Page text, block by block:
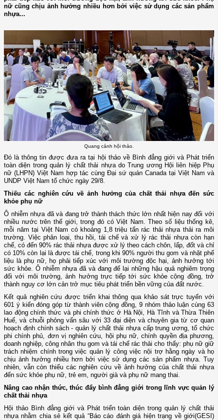
nữ cũng chịu ảnh hưởng nhiều hơn bởi việc sử dụng các sản phẩm
nhựa...
Quang cảnh hội thảo.
Đó là thông tin được đưa ra tại hội thảo về Bình đẳng giới và Phát triển
toàn diện trong quản lý chất thải nhựa do Trung ương Hội liên hiệp Phụ
nữ (LHPN) Việt Nam hợp tác cùng Đại sứ quán Canada tại Việt Nam và
UNDP Việt Nam tổ chức ngày 29/8.
Thiếu các nghiên cứu về ảnh hưởng của chất thải nhựa đến sức
khỏe phụ nữ
Ô nhiễm nhựa đã và đang trở thành thách thức lớn nhất hiện nay đối với
nhiều nước trên thế giới, trong đó có Việt Nam. Theo số liệu thống kê,
mỗi năm tại Việt Nam có khoảng 1,8 triệu tấn rác thải nhựa thải ra môi
trường. Việc phân loại, thu hồi, tái chế và xử lý rác thải nhựa còn hạn
chế, có đến 90% rác thải nhựa được xử lý theo cách chôn, lấp, đốt và chỉ
có 10% còn lại là được tái chế, trong khi 90% người thu gom và nhặt phế
liệu là phụ nữ, họ phải tiếp xúc với môi trường độc hại, ảnh hưởng tới
sức khỏe. Ô nhiễm nhựa đã và đang để lại những hậu quả nghiêm trọng
đối với môi trường, ảnh hưởng trực tiếp tới sức khỏe cộng đồng, trở
thành nguy cơ lớn cản trở mục tiêu phát triển bền vững của đất nước.
Kết quả nghiên cứu được triển khai thông qua khảo sát trực tuyến với
601 ý kiến đóng góp từ thành viên cộng đồng, 9 nhóm thảo luận cùng 63
lao động chính thức và phi chính thức ở Hà Nội, Hà Tĩnh và Thừa Thiên
Huế, và chuỗi phỏng vấn sâu với 33 đại diện và chuyên gia từ cơ quan
hoạch định chính sách - quản lý chất thải nhựa cấp trung ương, tổ chức
phi chính phủ, đơn vị nghiên cứu, hội phụ nữ, chính quyền địa phương,
doanh nghiệp, công nhân thu gom và tái chế rác thải cho thấy: phụ nữ giữ
trách nhiệm chính trong việc quản lý công việc nội trợ hằng ngày và họ
chịu ảnh hưởng nhiều hơn bởi việc sử dụng các sản phẩm nhựa. Tuy
nhiên, vẫn còn thiếu các nghiên cứu về ảnh hưởng của chất thải nhựa
đến sức khỏe phụ nữ, trẻ em, người già và phụ nữ mang thai.
Nâng cao nhận thức, thúc đẩy bình đẳng giới trong lĩnh vực quản lý
chất thải nhựa
Hội thảo Bình đẳng giới và Phát triển toàn diện trong quản lý chất thải
nhựa nhằm chia sẻ kết quả “Báo cáo đánh giá hiện trạng về giới(GESI)